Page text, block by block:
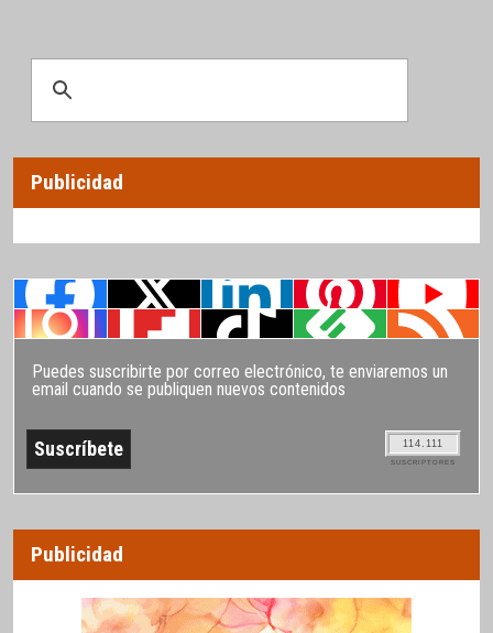
Publicidad
Puedes suscribirte por correo electrónico, te enviaremos un
email cuando se publiquen nuevos contenidos
114.111
SUSCRIPTORES
Publicidad